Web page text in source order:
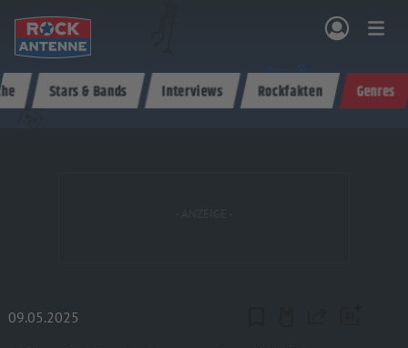
& PROGRAMM AKTIONEN & KONZERTE MUSIK ROCKCOMMUNITY SHOPPEN
Stars & Bands Interviews Rockfakten Genres
09.05.2025